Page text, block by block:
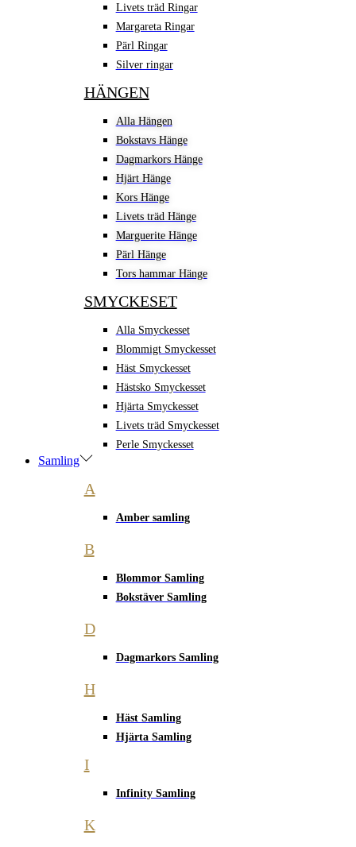
Livets träd Ringar
Margareta Ringar
Pärl Ringar
Silver ringar
HÄNGEN
Alla Hängen
Bokstavs Hänge
Dagmarkors Hänge
Hjärt Hänge
Kors Hänge
Livets träd Hänge
Marguerite Hänge
Pärl Hänge
Tors hammar Hänge
SMYCKESET
Alla Smyckesset
Blommigt Smyckesset
Häst Smyckesset
Hästsko Smyckesset
Hjärta Smyckesset
Livets träd Smyckesset
Perle Smyckesset
Samling
A
Amber samling
B
Blommor Samling
Bokstäver Samling
D
Dagmarkors Samling
H
Häst Samling
Hjärta Samling
I
Infinity Samling
K